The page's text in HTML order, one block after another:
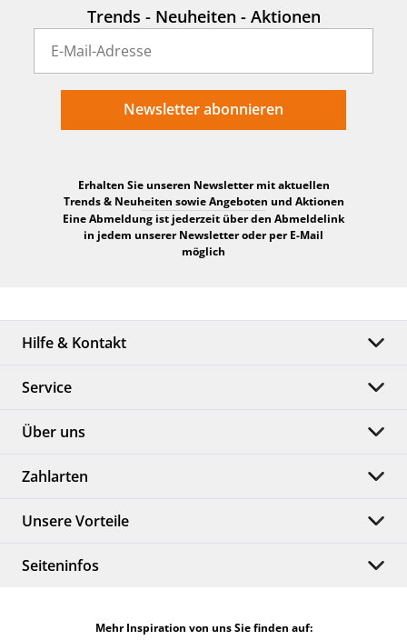
Trends - Neuheiten - Aktionen
Newsletter abonnieren
Erhalten Sie unseren Newsletter mit aktuellen
Trends & Neuheiten sowie Angeboten und Aktionen
Eine Abmeldung ist jederzeit über den Abmeldelink
in jedem unserer Newsletter oder per E-Mail
möglich
Hilfe & Kontakt
Service
Über uns
Zahlarten
Unsere Vorteile
Seiteninfos
Mehr Inspiration von uns Sie finden auf: